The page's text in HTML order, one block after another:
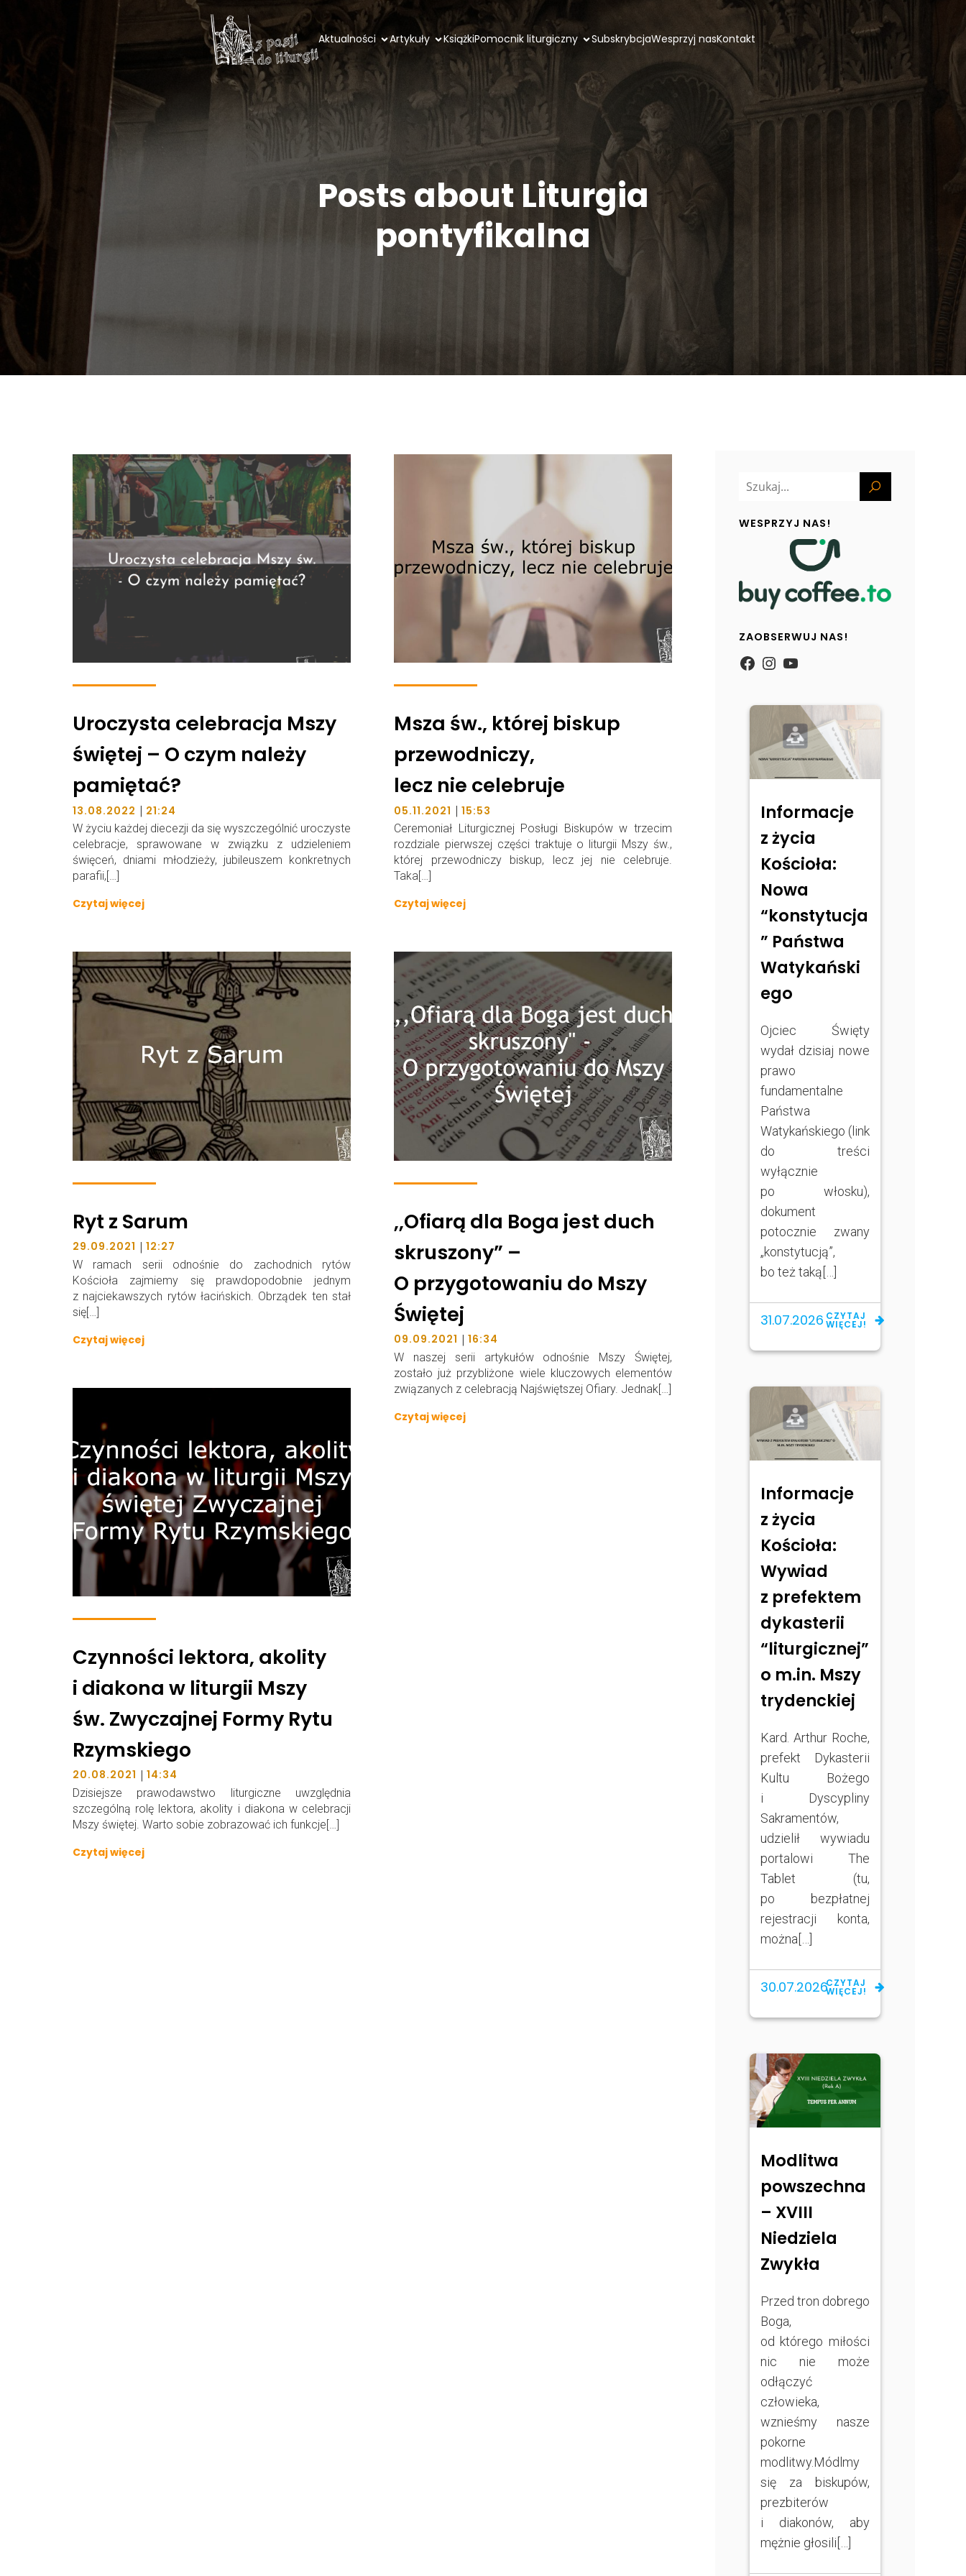
Aktualności Artykuły KsiążkiPomocnik liturgiczny SubskrybcjaWesprzyj nasKontakt
Posts about Liturgia
pontyfikalna
Uroczysta celebracja Mszy
świętej – O czym należy
pamiętać?
13.08.2022 | 21:24
W życiu każdej diecezji da się wyszczególnić uroczyste
celebracje, sprawowane w związku z udzieleniem
święceń, dniami młodzieży, jubileuszem konkretnych
parafii,[…]
Czytaj więcej
Msza św., której biskup
przewodniczy,
lecz nie celebruje
05.11.2021 | 15:53
Ceremoniał Liturgicznej Posługi Biskupów w trzecim
rozdziale pierwszej części traktuje o liturgii Mszy św.,
której przewodniczy biskup, lecz jej nie celebruje.
Taka[…]
Czytaj więcej
Ryt z Sarum
29.09.2021 | 12:27
W ramach serii odnośnie do zachodnich rytów
Kościoła zajmiemy się prawdopodobnie jednym
z najciekawszych rytów łacińskich. Obrządek ten stał
się[…]
Czytaj więcej
,,Ofiarą dla Boga jest duch
skruszony” –
O przygotowaniu do Mszy
Świętej
09.09.2021 | 16:34
W naszej serii artykułów odnośnie Mszy Świętej,
zostało już przybliżone wiele kluczowych elementów
związanych z celebracją Najświętszej Ofiary. Jednak[…]
Czytaj więcej
Czynności lektora, akolity
i diakona w liturgii Mszy
św. Zwyczajnej Formy Rytu
Rzymskiego
20.08.2021 | 14:34
Dzisiejsze prawodawstwo liturgiczne uwzględnia
szczególną rolę lektora, akolity i diakona w celebracji
Mszy świętej. Warto sobie zobrazować ich funkcje[…]
Czytaj więcej
WESPRZYJ NAS!
ZAOBSERWUJ NAS!
https://
Instagram
YouTube
Informacje
z życia
Kościoła:
Nowa
“konstytucja
” Państwa
Watykański
ego
Ojciec Święty
wydał dzisiaj nowe
prawo
fundamentalne
Państwa
Watykańskiego (link
do treści
wyłącznie
po włosku),
dokument
potocznie zwany
„konstytucją”,
bo też taką[…]
31.07.2026 CZYTAJ
WIĘCEJ!
Informacje
z życia
Kościoła:
Wywiad
z prefektem
dykasterii
“liturgicznej”
o m.in. Mszy
trydenckiej
Kard. Arthur Roche,
prefekt Dykasterii
Kultu Bożego
i Dyscypliny
Sakramentów,
udzielił wywiadu
portalowi The
Tablet (tu,
po bezpłatnej
rejestracji konta,
można[…]
30.07.2026CZYTAJ
WIĘCEJ!
Modlitwa
powszechna
– XVIII
Niedziela
Zwykła
Przed tron dobrego
Boga,
od którego miłości
nic nie może
odłączyć
człowieka,
wznieśmy nasze
pokorne
modlitwy.Módlmy
się za biskupów,
prezbiterów
i diakonów, aby
mężnie głosili[…]